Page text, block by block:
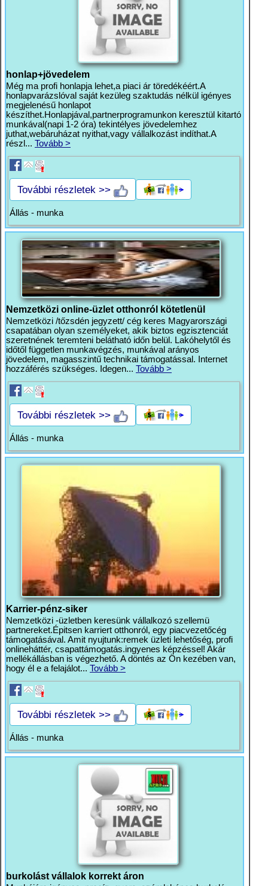
honlap+jövedelem
Még ma profi honlapja lehet,a piaci ár töredékéért.A
honlapvarázslóval saját kezüleg szaktudás nélkül igényes
megjelenésű honlapot
készíthet.Honlapjával,partnerprogramunkon keresztül kitartó
munkával(napi 1-2 óra) tekintélyes jövedelemhez
juthat,webáruházat nyithat,vagy vállalkozást indíthat.A
részl... Tovább >
További részletek >>
Állás - munka
Nemzetközi online-üzlet otthonról kötetlenül
Nemzetközi /tőzsdén jegyzett/ cég keres Magyarországi
csapatában olyan személyeket, akik biztos egzisztenciát
szeretnének teremteni belátható időn belül. Lakóhelytől és
időtől független munkavégzés, munkával arányos
jövedelem, magasszintű technikai támogatással. Internet
hozzáférés szükséges. Idegen... Tovább >
További részletek >>
Állás - munka
Karrier-pénz-siker
Nemzetközi -üzletben keresünk vállalkozó szellemü
partnereket.Épitsen karriert otthonról, egy piacvezetőcég
támogatásával. Amit nyujtunk:remek üzleti lehetőség, profi
onlineháttér, csapattámogatás.ingyenes képzéssel! Akár
mellékállásban is végezhető. A döntés az Ön kezében van,
hogy él e a felajálot... Tovább >
További részletek >>
Állás - munka
burkolást vállalok korrekt áron